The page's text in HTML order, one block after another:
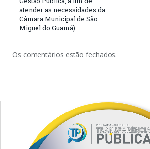
atender as necessidades da
Câmara Municipal de São
Miguel do Guamá)
Os comentários estão fechados.